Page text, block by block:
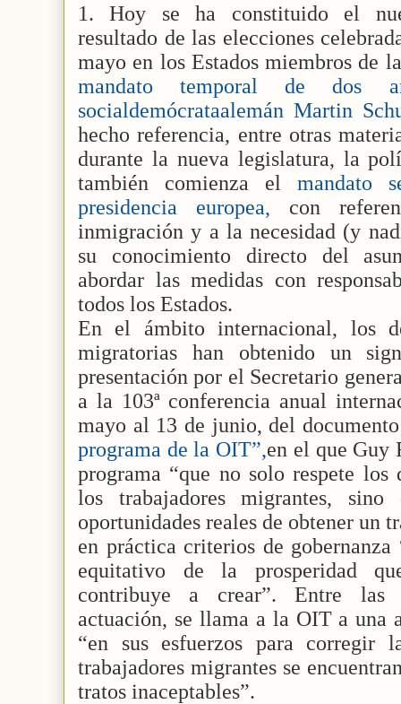
1. Hoy se ha constituido el
resultado de las elecciones
mayo en los Estados miembros de
mandato temporal de dos
socialdemócrataalemán Martin
hecho referencia, entre otras
durante la nueva legislatura, la
también comienza el mandato
presidencia europea, con
inmigración y a la necesidad (y
su conocimiento directo del
abordar las medidas con
todos los Estados.
En el ámbito internacional, los
migratorias han obtenido un
presentación por el Secretario
a la 103ª conferencia anual
mayo al 13 de junio, del
programa de la OIT”,en el que Guy
programa “que no solo respete los
los trabajadores migrantes,
oportunidades reales de obtener un
en práctica criterios de
equitativo de la prosperidad
contribuye a crear”. Entre las
actuación, se llama a la OIT a una
“en sus esfuerzos para corregir
trabajadores migrantes se
tratos inaceptables”.